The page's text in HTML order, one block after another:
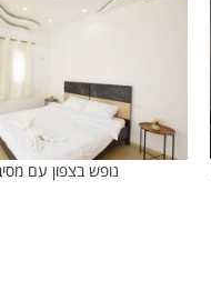
נופש בצפון עם